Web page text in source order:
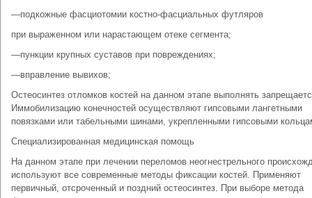
—подкожные фасциотомии костно-фасциальных футляров
при выраженном или нарастающем отеке сегмента;
—пункции крупных суставов при повреждениях;
—вправление вывихов;
Остеосинтез отломков костей на данном этапе выполнять
Иммобилизацию конечностей осуществляют гипсовыми лангетными
повязками или табельными шинами, укрепленными гипсовыми
Специализированная медицинская помощь
На данном этапе при лечении переломов неогнестрельного
используют все современные методы фиксации костей. Применяют
первичный, отсроченный и поздний остеосинтез. При выборе метода